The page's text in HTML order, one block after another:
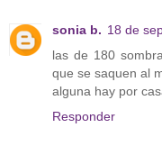
sonia b. 18 de
las de 180
que se saquen al
alguna hay por
Responder